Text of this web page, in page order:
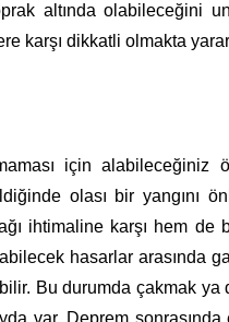
altında olabileceğini
karşı dikkatli olmakta
için alabileceğiniz
olası bir yangını
ihtimaline karşı hem de
hasarlar arasında
Bu durumda çakmak
var. Deprem